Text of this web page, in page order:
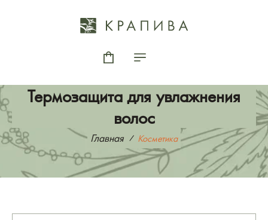
Термозащита для увлажнения
волос
Главная Косметика